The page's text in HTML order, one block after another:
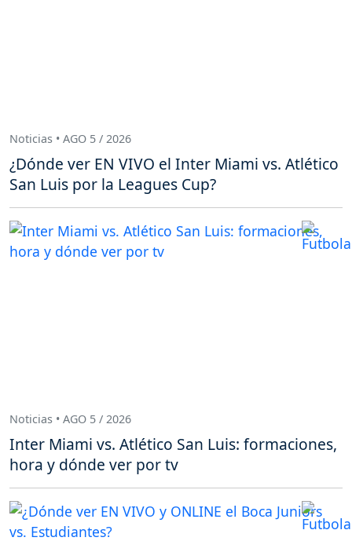
Noticias • AGO 5 / 2026
¿Dónde ver EN VIVO el Inter Miami vs. Atlético
San Luis por la Leagues Cup?
Noticias • AGO 5 / 2026
Inter Miami vs. Atlético San Luis: formaciones,
hora y dónde ver por tv